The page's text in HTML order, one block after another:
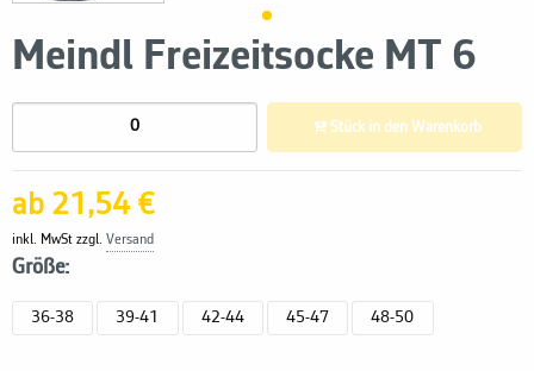
Meindl Freizeitsocke MT 6
ab 21,54 €
inkl. MwSt zzgl. Versand
Größe:
36-38 39-41 42-44 45-47 48-50
Stück in den Warenkorb